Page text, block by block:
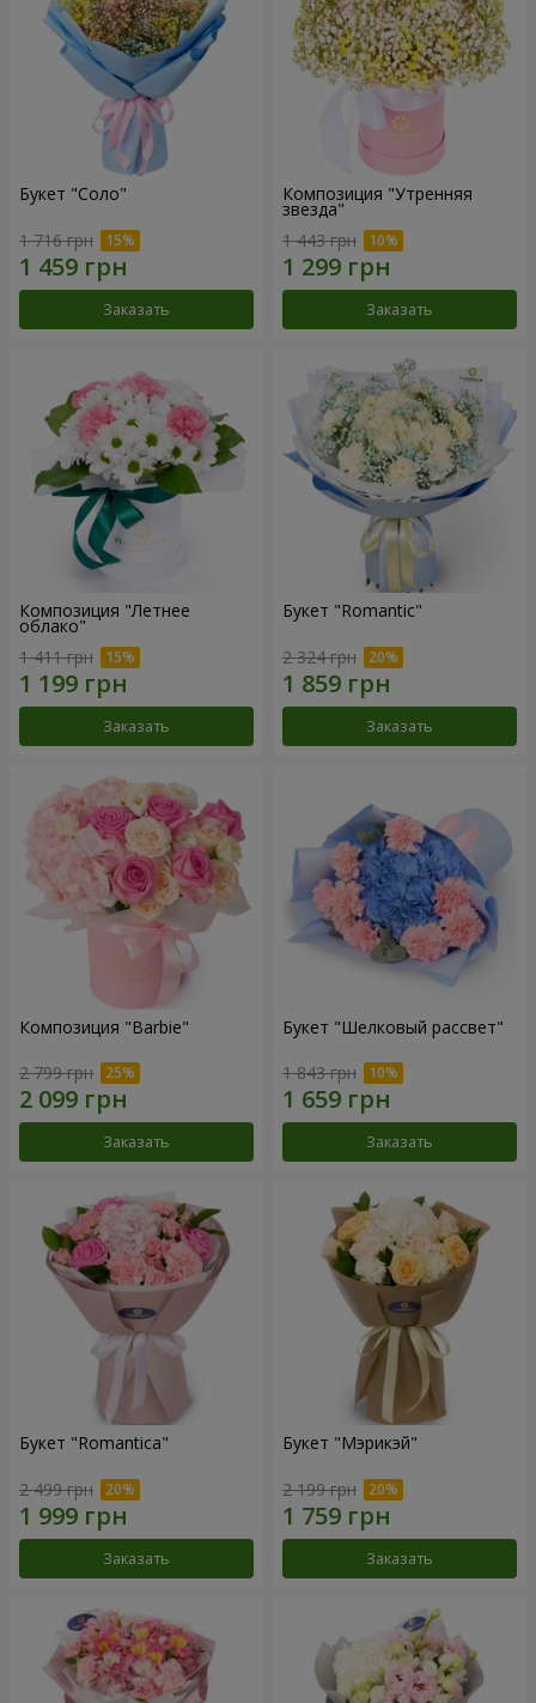
Букет "Соло"
1 716 грн
Заказать
Композиция "Утренняя
звезда"
1 443 грн
Заказать
Композиция "Летнее
облако"
1 411 грн
Заказать
Букет "Romantic"
2 324 грн
Заказать
Композиция "Barbie"
2 799 грн
Заказать
Букет "Шелковый рассвет"
1 843 грн
Заказать
Букет "Romantica"
2 499 грн
Заказать
Букет "Мэрикэй"
2 199 грн
Заказать